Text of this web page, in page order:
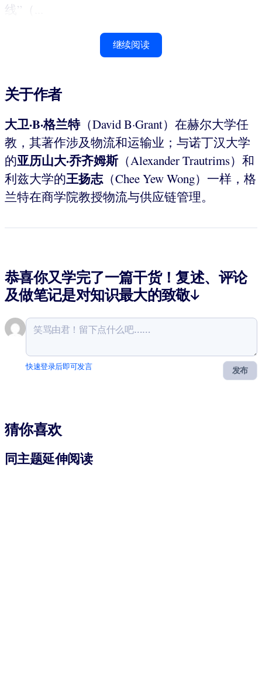
线”（...
继续阅读
关于作者
大卫·B·格兰特（David B·Grant）在赫尔大学任
教，其著作涉及物流和运输业；与诺丁汉大学
的亚历山大·乔齐姆斯（Alexander Trautrims）和
利兹大学的王扬志（Chee Yew Wong）一样，格
兰特在商学院教授物流与供应链管理。
恭喜你又学完了一篇干货！复述、评论
及做笔记是对知识最大的致敬↓
发布
快速登录后即可发言
猜你喜欢
同主题延伸阅读